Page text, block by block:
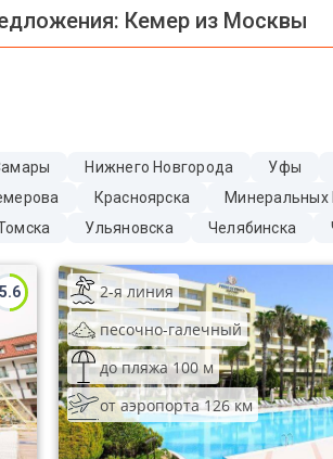
Кемер из Москвы
Нижнего Новгорода Уфы
Красноярска Минеральных
Ульяновска Челябинска
5.6
2-я линия
песочно-галечный
до пляжа 100 м
от аэропорта 126 км